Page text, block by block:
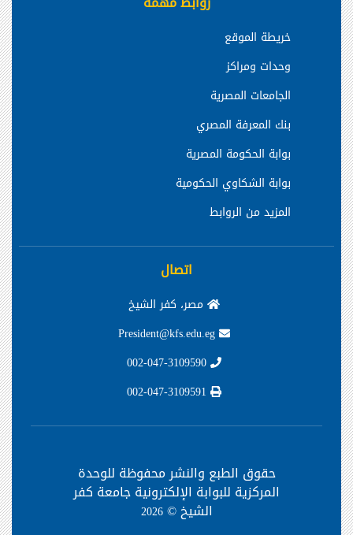
خريطة الموقع
وحدات ومراكز
الجامعات المصرية
بنك المعرفة المصري
بوابة الحكومة المصرية
بوابة الشكاوي الحكومية
المزيد من الروابط
اتصال
مصر، كفر الشيخ
حقوق الطبع والنشر محفوظة للوحدة
المركزية للبوابة الإلكترونية جامعة كفر
الشيخ ©2026